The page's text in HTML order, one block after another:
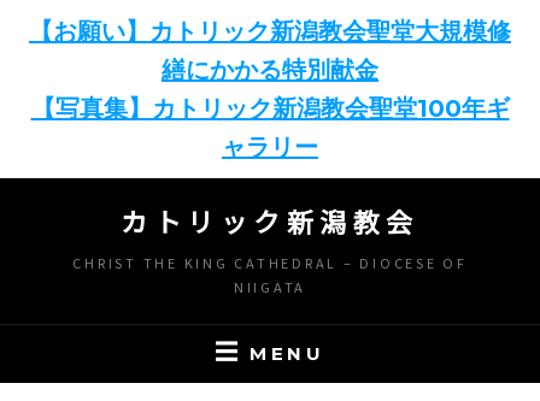
【お願い】カトリック新潟教会聖堂大規模修
繕にかかる特別献金
【写真集】カトリック新潟教会聖堂100年ギ
ャラリー
content
カトリック新潟教会
CHRIST THE KING CATHEDRAL – DIOCESE OF
NIIGATA
MENU